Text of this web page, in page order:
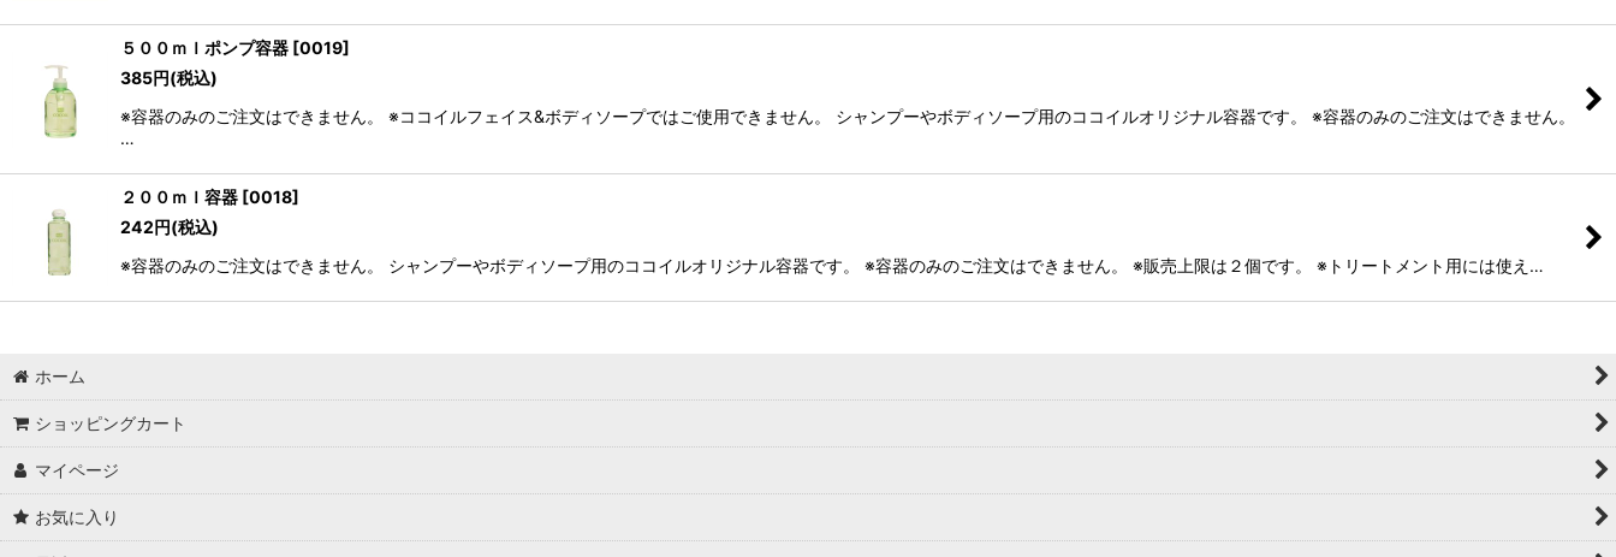
５００ｍｌポンプ容器 [0019]
385円(税込)
※容器のみのご注文はできません。 ※ココイルフェイス&ボディソープではご使用できません。 シャンプーやボディソープ用のココイルオリジナル容器です。 ※容器のみのご注文はできません。
…
２００ｍｌ容器 [0018]
242円(税込)
※容器のみのご注文はできません。 シャンプーやボディソープ用のココイルオリジナル容器です。 ※容器のみのご注文はできません。 ※販売上限は２個です。 ※トリートメント用には使え…
ホーム
ショッピングカート
マイページ
お気に入り